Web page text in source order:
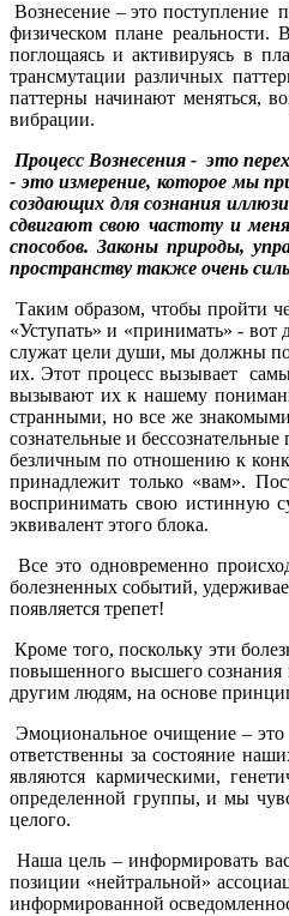
Вознесение – это поступление
физическом плане реальности.
поглощаясь и активируясь в
трансмутации различных
паттерны начинают меняться,
вибрации.
Процесс Вознесения - это
- это измерение, которое мы
создающих для сознания
сдвигают свою частоту и
способов. Законы природы,
пространству также очень
Таким образом, чтобы пройти
«Уступать» и «принимать» -
служат цели души, мы должны
их. Этот процесс вызывает
вызывают их к нашему
странными, но все же
сознательные и
безличным по отношению к
принадлежит только «вам».
воспринимать свою истинную
эквивалент этого блока.
Все это одновременно
болезненных событий,
появляется трепет!
Кроме того, поскольку эти
повышенного высшего сознания
другим людям, на основе
Эмоциональное очищение – это
ответственны за состояние
являются кармическими,
определенной группы, и мы
целого.
Наша цель – информировать
позиции «нейтральной»
информированной